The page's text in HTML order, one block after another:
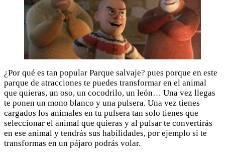
¿Por qué es tan popular Parque salvaje? pues porque en este
parque de atracciones te puedes transformar en el animal
que quieras, un oso, un cocodrilo, un león… Una vez llegas
te ponen un mono blanco y una pulsera. Una vez tienes
cargados los animales en tu pulsera tan solo tienes que
seleccionar el animal que quieras y al pulsar te convertirás
en ese animal y tendrás sus habilidades, por ejemplo si te
transformas en un pájaro podrás volar.